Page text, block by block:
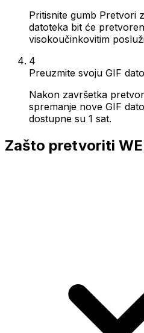
Pritisnite gumb Pretvori
datoteka bit će
visokoučinkovitim
4
Preuzmite svoju GIF
Nakon završetka
spremanje nove GIF
dostupne su 1 sat.
Zašto pretvoriti